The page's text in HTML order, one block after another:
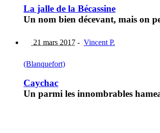
La jalle de la Bécassine
Un nom bien décevant, mais on
21 mars 2017 - Vincent P.
(Blanquefort)
Caychac
Un parmi les innombrables